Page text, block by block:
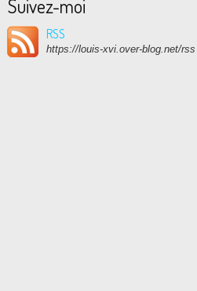
Suivez-moi
RSS
https://louis-xvi.over-blog.net/rss